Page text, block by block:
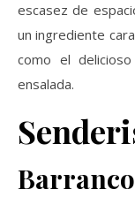
escasez de
un ingrediente
como el delicioso
ensalada.